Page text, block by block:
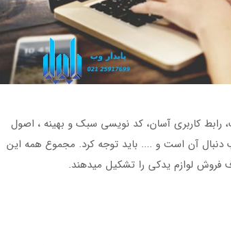
کاربری آسان، کد نویسی سبک و بهینه ، اصول
آن است و .... باید توجه کرد. مجموع همه این
لوازم یدکی را تشکیل میدهند.